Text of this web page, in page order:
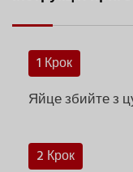
1 Крок
Яйце збийте з
2 Крок